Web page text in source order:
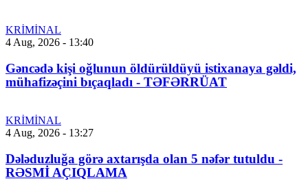
KRİMİNAL
4 Aug, 2026 - 13:40
Gəncədə kişi oğlunun öldürüldüyü istixanaya gəldi,
mühafizəçini bıçaqladı - TƏFƏRRÜAT
KRİMİNAL
4 Aug, 2026 - 13:27
Dələduzluğa görə axtarışda olan 5 nəfər tutuldu -
RƏSMİ AÇIQLAMA